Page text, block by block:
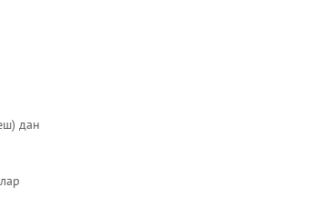
дан